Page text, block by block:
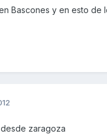
Bascones y en esto
zaragoza